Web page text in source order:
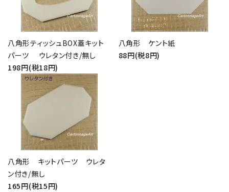
八角形ティッシュBOX蓋キット
パーツ ウレタン付き/無し
198円(税18円)
八角形 ケント紙
88円(税8円)
八角形 キットパーツ ウレタ
ン付き/無し
165円(税15円)